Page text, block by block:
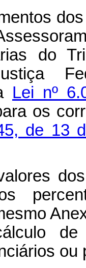
do
Lei nº
os
de 13
de